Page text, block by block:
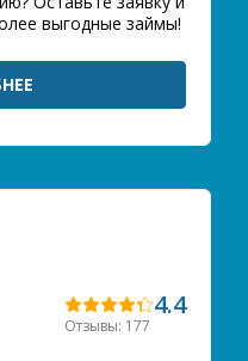
выгодные займы!
4.4
Отзывы: 177